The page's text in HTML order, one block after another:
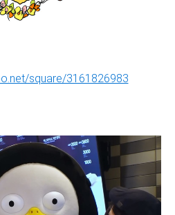
square/3161826983